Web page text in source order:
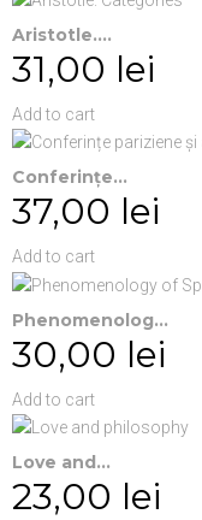
Aristotle....
31,00 lei
Add to cart
Conferințe...
37,00 lei
Add to cart
Phenomenolog...
30,00 lei
Add to cart
Love and...
23,00 lei